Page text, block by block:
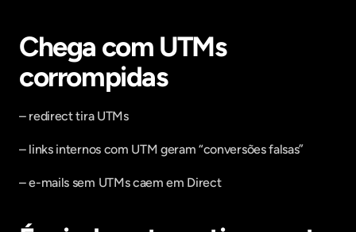
Chega com UTMs
corrompidas
– redirect tira UTMs
– links internos com UTM geram “conversões falsas”
– e-mails sem UTMs caem em Direct